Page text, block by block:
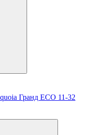
Гранд ECO 11-32